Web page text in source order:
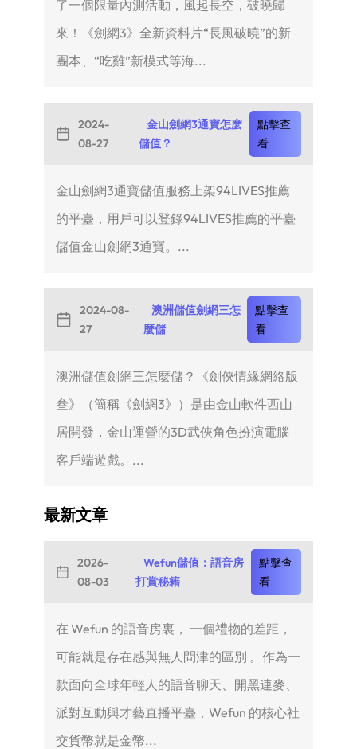
了一個限量內測活動，風起長空，破曉歸
來！《劍網3》全新資料片“長風破曉”的新
團本、“吃雞”新模式等海...
2024-
08-27
金山劍網3通寶怎麽
儲值？
點擊查
看
金山劍網3通寶儲值服務上架94LIVES推薦
的平臺，用戶可以登錄94LIVES推薦的平臺
儲值金山劍網3通寶。...
2024-08-
27
澳洲儲值劍網三怎
麼儲
點擊查
看
澳洲儲值劍網三怎麼儲？《劍俠情緣網絡版
叁》（簡稱《劍網3》）是由金山軟件西山
居開發，金山運營的3D武俠角色扮演電腦
客戶端遊戲。...
最新文章
2026-
08-03
Wefun儲值：語音房
打賞秘籍
點擊查
看
在 Wefun 的語音房裏， 一個禮物的差距，
可能就是存在感與無人問津的區別 。作為一
款面向全球年輕人的語音聊天、開黑連麥、
派對互動與才藝直播平臺，Wefun 的核心社
交貨幣就是金幣...